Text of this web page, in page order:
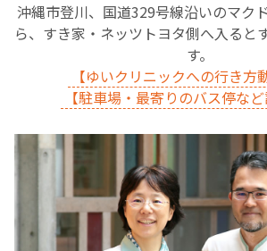
沖縄市登川、国道329号線沿いのマク
ら、すき家・ネッツトヨタ側へ入ると
す。
【ゆいクリニックへの行き方
【駐車場・最寄りのバス停など